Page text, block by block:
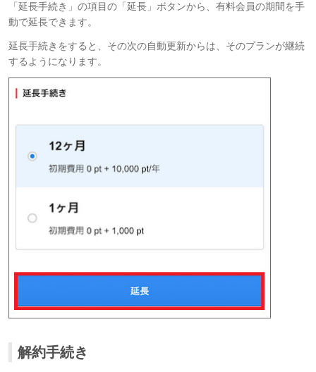
「延長手続き」の項目の「延長」ボタンから、有料会員の期間を手
動で延長できます。
延長手続きをすると、その次の自動更新からは、そのプランが継続
するようになります。
解約手続き